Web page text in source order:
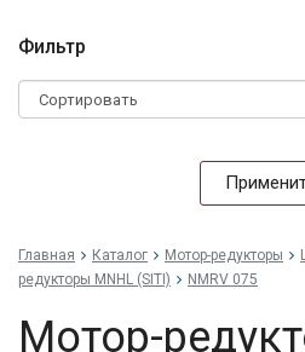
Фильтр
Главная Каталог Мотор-редукторы
редукторы MNHL (SITI)
NMRV 075
Мотор-